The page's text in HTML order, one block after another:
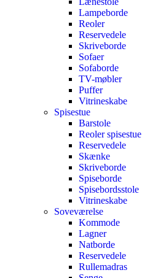
Lampeborde
Reoler
Reservedele
Skriveborde
Sofaer
Sofaborde
TV-møbler
Puffer
Vitrineskabe
Spisestue
Barstole
Reoler spisestue
Reservedele
Skænke
Skriveborde
Spiseborde
Spisebordsstole
Vitrineskabe
Soveværelse
Kommode
Lagner
Natborde
Reservedele
Rullemadras